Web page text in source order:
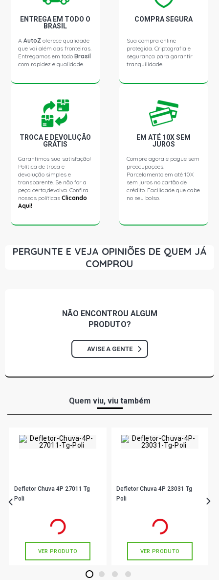
ENTREGA EM TODO O
BRASIL
AAutoZ oferece qualidade
que vai além das fronteiras.
Entregamos em todoBrasil
com rapidez e qualidade.
COMPRA SEGURA
Sua compra online
protegida. Criptografia e
segurança para garantir
tranquilidade.
TROCA E DEVOLUÇÃO
GRÁTIS
Garantimos sua satisfação!
Política de troca e
devolução simples e
transparente. Se não for a
peça certa,devolva. Confira
nossas políticasClicando
Aqui!
EM ATÉ 10X SEM
JUROS
Compre agora e pague sem
preocupações!
Parcelamento em até 10X
sem juros no cartão de
crédito. Facilidade que cabe
no seu bolso.
PERGUNTE E VEJA OPINIÕES DE QUEM JÁ
COMPROU
NÃO ENCONTROU ALGUM
PRODUTO?
AVISE A GENTE
Quem viu, viu também
Defletor Chuva 4P 27011 Tg
Poli
em até 3x de
VER PRODUTO
Defletor Chuva 4P 23031 Tg
Poli
em até 5x de
VER PRODUTO
1 2 3 4